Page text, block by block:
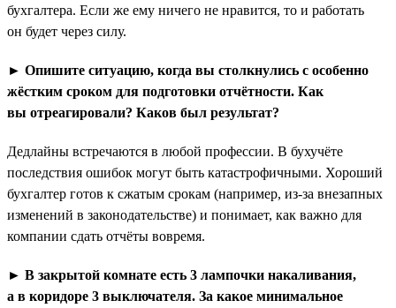
бухгалтера. Если же ему ничего не нравится, то и работать
он будет через силу.
► Опишите ситуацию, когда вы столкнулись с особенно
жёстким сроком для подготовки отчётности. Как
вы отреагировали? Каков был результат?
Дедлайны встречаются в любой профессии. В бухучёте
последствия ошибок могут быть катастрофичными. Хороший
бухгалтер готов к сжатым срокам (например, из-за внезапных
изменений в законодательстве) и понимает, как важно для
компании сдать отчёты вовремя.
► В закрытой комнате есть 3 лампочки накаливания,
а в коридоре 3 выключателя. За какое минимальное